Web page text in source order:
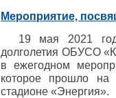
Мероприятие,
19 мая 2021 года
долголетия ОБУСО
в ежегодном
которое прошло на
стадионе «Энергия».